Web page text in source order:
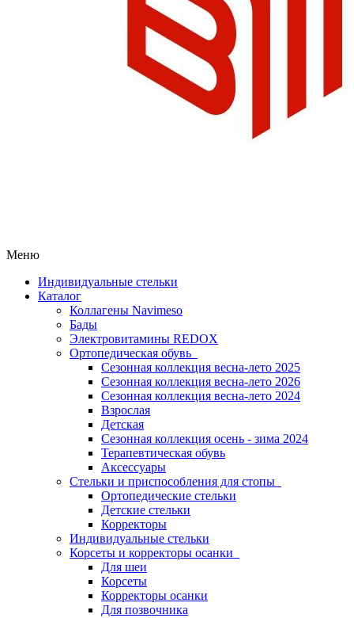
Меню
Индивидуальные стельки
Каталог
Коллагены Navimeso
Бады
Электровитамины REDOX
Ортопедическая обувь
Сезонная коллекция весна-лето 2025
Сезонная коллекция весна-лето 2026
Сезонная коллекция весна-лето 2024
Взрослая
Детская
Сезонная коллекция осень - зима 2024
Терапевтическая обувь
Аксессуары
Стельки и приспособления для стопы
Ортопедические стельки
Детские стельки
Корректоры
Индивидуальные стельки
Корсеты и корректоры осанки
Для шеи
Корсеты
Корректоры осанки
Для позвочника